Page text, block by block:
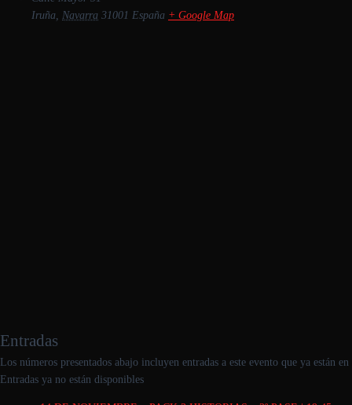
Iruña, Navarra 31001 España + Google Map
Entradas
Los números presentados abajo incluyen entradas a este evento que ya
Entradas ya no están disponibles